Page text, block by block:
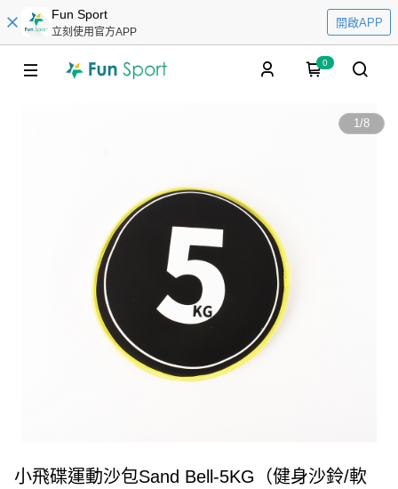
Fun Sport
立刻使用官方APP
開啟APP
0
1/8
小飛碟運動沙包Sand Bell-5KG（健身沙鈴/軟